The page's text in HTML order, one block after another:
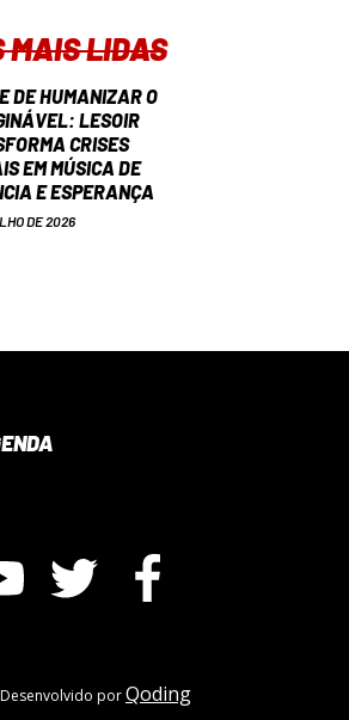
MAIS LIDAS
DE HUMANIZAR O
LESOIR
CRISES
EM MÚSICA DE
E ESPERANÇA
DE 2026
Desenvolvido porQoding